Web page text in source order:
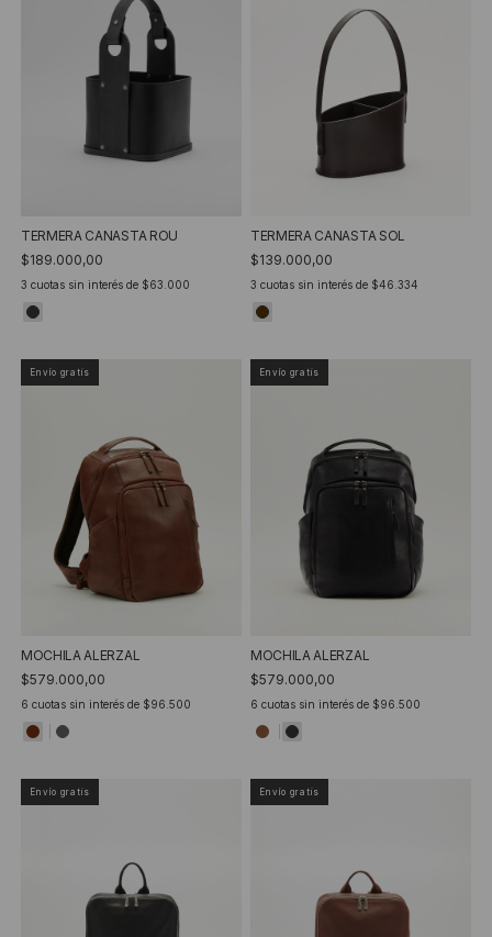
TERMERA CANASTA ROU
$189.000,00
3 cuotas sin interés de $63.000
TERMERA CANASTA SOL
$139.000,00
3 cuotas sin interés de $46.334
Envío gratis
MOCHILA ALERZAL
$579.000,00
6 cuotas sin interés de $96.500
Envío gratis
MOCHILA ALERZAL
$579.000,00
6 cuotas sin interés de $96.500
Envío gratis Envío gratis